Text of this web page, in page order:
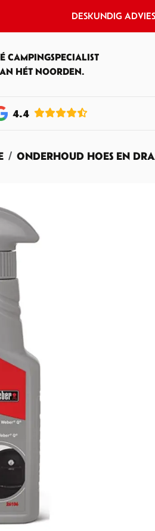
DESKUNDIG ADVIES
CAMPINGSPECIALIST
HÉT NOORDEN.
4.4
ONDERHOUD HOES EN